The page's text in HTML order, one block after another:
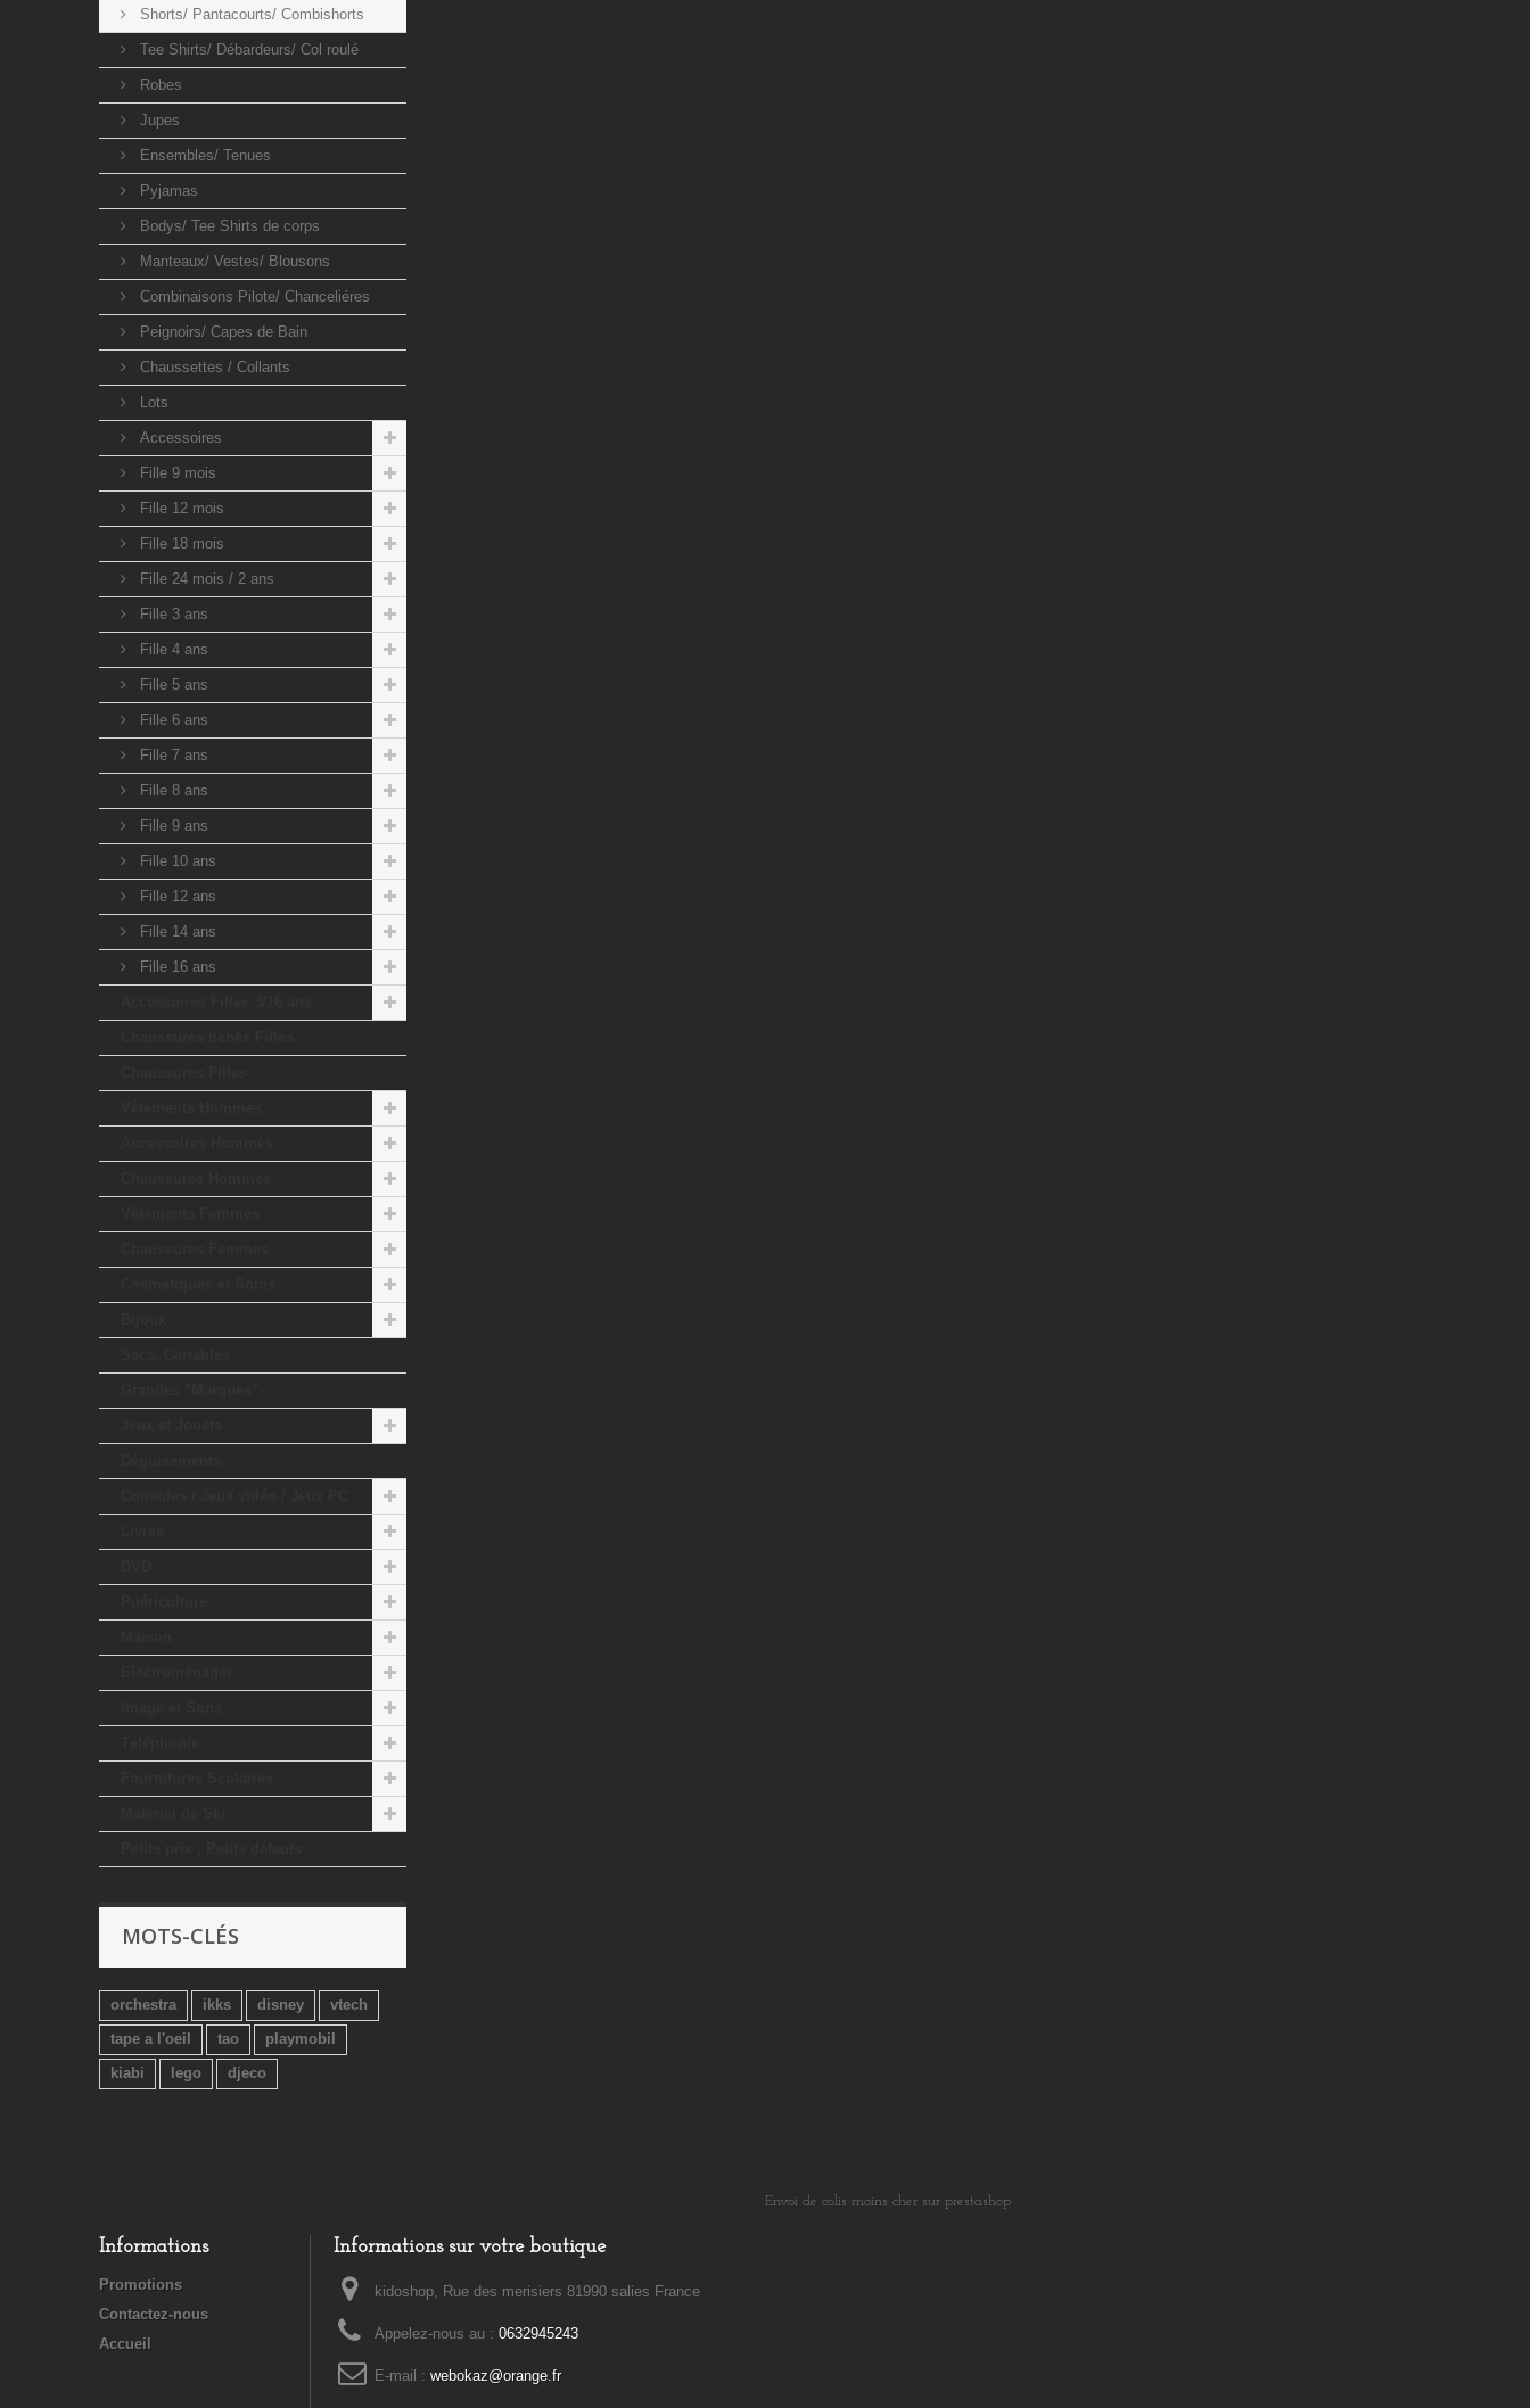
Shorts/ Pantacourts/ Combishorts
Tee Shirts/ Débardeurs/ Col roulé
Robes
Jupes
Ensembles/ Tenues
Pyjamas
Bodys/ Tee Shirts de corps
Manteaux/ Vestes/ Blousons
Combinaisons Pilote/ Chanceliéres
Peignoirs/ Capes de Bain
Chaussettes / Collants
Lots
Accessoires
Fille 9 mois
Fille 12 mois
Fille 18 mois
Fille 24 mois / 2 ans
Fille 3 ans
Fille 4 ans
Fille 5 ans
Fille 6 ans
Fille 7 ans
Fille 8 ans
Fille 9 ans
Fille 10 ans
Fille 12 ans
Fille 14 ans
Fille 16 ans
MOTS-CLÉS
orchestra ikks disney
vtech
tape a l'oeil
tao
playmobil
kiabi
lego djeco
Informations
Promotions
Contactez-nous
Accueil
Informations sur votre boutique
kidoshop, Rue des merisiers 81990 salies France
Appelez-nous au : 0632945243
E-mail : webokaz@orange.fr
Envoi de colis moins cher sur prestashop